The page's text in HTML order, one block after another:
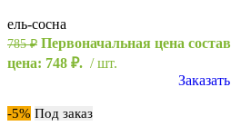
ель-сосна
785₽ Первоначальная цена
цена: 748 ₽.
шт.
Заказать
-5% Под заказ